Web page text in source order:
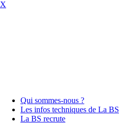
X
Qui sommes-nous ?
Les infos techniques de La BS
La BS recrute